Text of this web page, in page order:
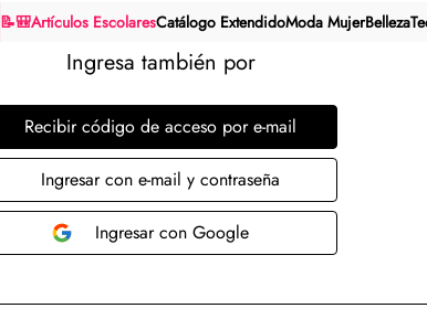
📝🎒Artículos EscolaresCatálogo ExtendidoModa MujerBelleza
Ingresa también por
Recibir código de acceso por e-mail